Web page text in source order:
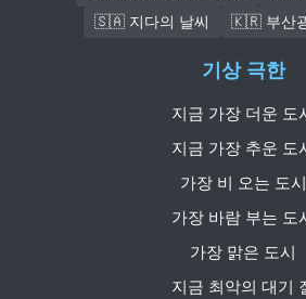
🇸🇦 지다의 날씨
🇰🇷 부산
기상 극한
지금 가장 더운 도
지금 가장 추운 도
가장 비 오는 도시
가장 바람 부는 도
가장 맑은 도시
지금 최악의 대기